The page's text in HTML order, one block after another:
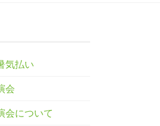
気払い
会
会について